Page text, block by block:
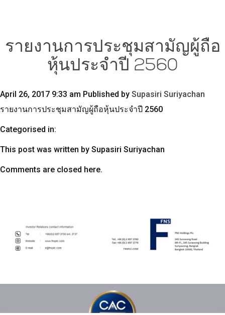
รายงานการประชุมสามัญผู้ถือ
หุ้นประจำปี 2560
April 26, 2017 9:33 am Published by Supasiri Suriyachan
รายงานการประชุมสามัญผู้ถือหุ้นประจำปี 2560
Categorised in:
This post was written by Supasiri Suriyachan
Comments are closed here.